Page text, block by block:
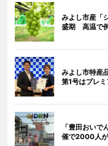
みよし市産「
盛期 高温で
みよし市特産
第1号はプレ
「豊田おい
催で2000人